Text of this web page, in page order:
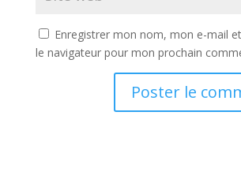
Enregistrer mon nom, mon e-mail
le navigateur pour mon prochain